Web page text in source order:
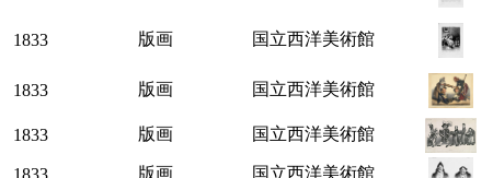
1833 版画 国立西洋美術館
1833 版画 国立西洋美術館
1833 版画 国立西洋美術館
1833 版画 国立西洋美術館